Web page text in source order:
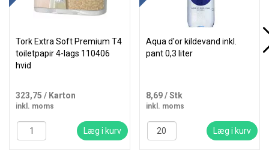
Tork Extra Soft Premium T4
toiletpapir 4-lags 110406
hvid
323,75 / Karton
inkl. moms
Læg i kurv
Aqua d'or kildevand inkl.
pant 0,3 liter
8,69/ Stk
inkl. moms
Læg i kurv